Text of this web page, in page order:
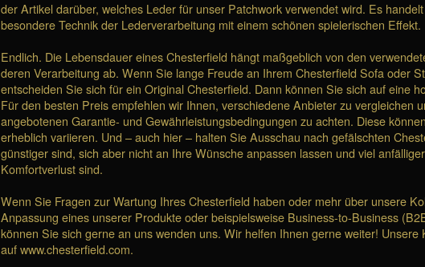
der Artikel darüber, welches Leder für unser Patchwork verwendet wird. Es
besondere Technik der Lederverarbeitung mit einem schönen spielerischen Effekt.
Endlich. Die Lebensdauer eines Chesterfield hängt maßgeblich von den
deren Verarbeitung ab. Wenn Sie lange Freude an Ihrem Chesterfield Sofa oder
entscheiden Sie sich für ein Original Chesterfield. Dann können Sie sich auf eine
Für den besten Preis empfehlen wir Ihnen, verschiedene Anbieter zu vergleichen
angebotenen Garantie- und Gewährleistungsbedingungen zu achten. Diese
erheblich variieren. Und – auch hier – halten Sie Ausschau nach gefälschten
günstiger sind, sich aber nicht an Ihre Wünsche anpassen lassen und viel
Komfortverlust sind.
Wenn Sie Fragen zur Wartung Ihres Chesterfield haben oder mehr über unsere
Anpassung eines unserer Produkte oder beispielsweise Business-to-Business
können Sie sich gerne an uns wenden uns. Wir helfen Ihnen gerne weiter! Unsere
auf www.chesterfield.com.